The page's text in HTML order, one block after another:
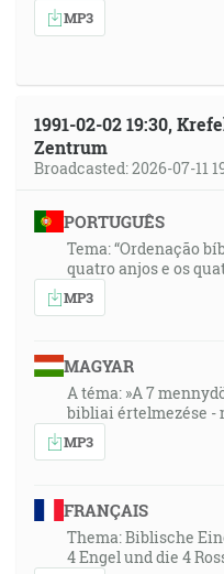
MP3
1991-02-02 19:30,
Zentrum
Broadcasted: 2026-07-11
PORTUGUÊS
Tema: “Ordenação
quatro anjos e os
MP3
MAGYAR
A téma: »A 7
bibliai értelmezése -
MP3
FRANÇAIS
Thema: Biblische
4 Engel und die 4